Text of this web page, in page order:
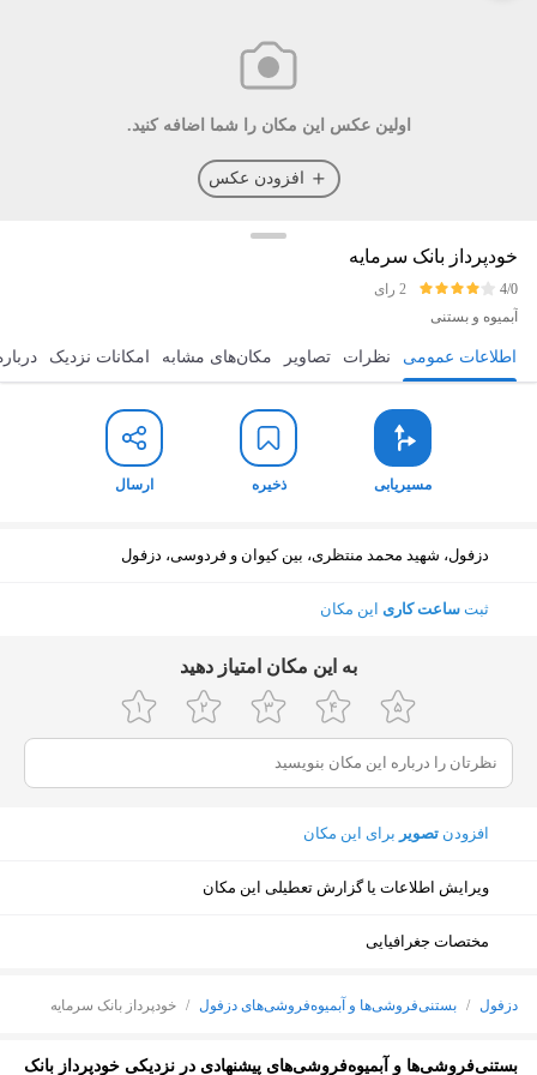
اولین عکس این مکان را شما اضافه کنید.
افزودن عکس
خودپرداز بانک سرمایه
4/0
2 رای
آبمیوه و بستنی
مسیریابی ذخیره ارسال اطلاعات عمومی نظرات تصاویر مکان‌های مشابه امکانات نزدیک درباره
مسیریابی ذخیره ارسال
دزفول، شهید محمد منتظری، بین کیوان و فردوسی، دزفول
ثبتساعت کاریاین مکان
ﺑﻪ اﯾﻦ ﻣﮑﺎن اﻣﺘﯿﺎز دﻫﯿﺪ
افزودن تصویربرای این مکان
ویرایش اطلاعات یا گزارش تعطیلی این مکان
مختصات جغرافیایی
دزفول بستنی‌فروشی‌ها و آبمیوه‌فروشی‌های دزفول / خودپرداز بانک سرمایه